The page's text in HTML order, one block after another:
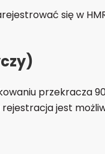
się w
przekracza
jest